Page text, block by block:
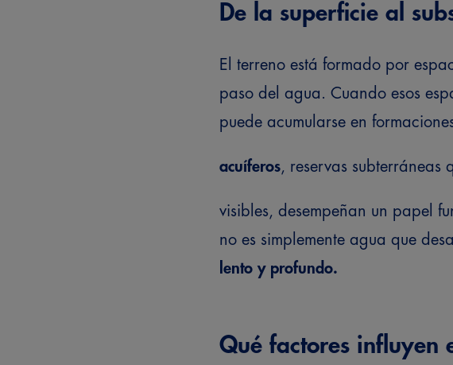
De la superficie al
El terreno está formado por
paso del agua. Cuando esos
puede acumularse en
acuíferos, reservas subterráneas
visibles, desempeñan un papel
no es simplemente agua que
lento y profundo.
Qué factores influyen